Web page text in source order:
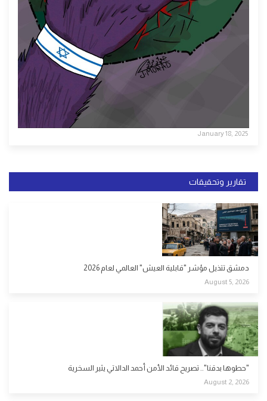
January 18, 2025
تقارير وتحقيقات
دمشق تتذيل مؤشر "قابلية العيش" العالمي لعام 2026
August 5, 2026
"حطوها بدقنا".. تصريح قائد الأمن أحمد الدالاتي يثير السخرية
August 2, 2026